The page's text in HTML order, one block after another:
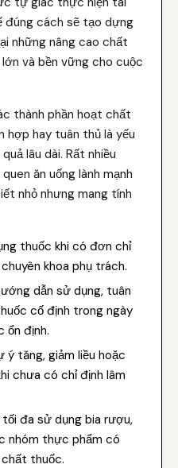
đúng cách sẽ tạo dựng
những nâng cao chất
và bền vững cho cuộc
thành phần hoạt chất
hay tuân thủ là yếu
lâu dài. Rất nhiều
ăn uống lành mạnh
nhỏ nhưng mang tính
thuốc khi có đơn chỉ
khoa phụ trách.
dẫn sử dụng, tuân
cố định trong ngày
ổn định.
ý tăng, giảm liều hoặc
chưa có chỉ định lâm
tối đa sử dụng bia rượu,
nhóm thực phẩm có
thuốc.